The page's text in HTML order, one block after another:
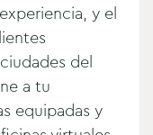
y el
del
a tu
equipadas y